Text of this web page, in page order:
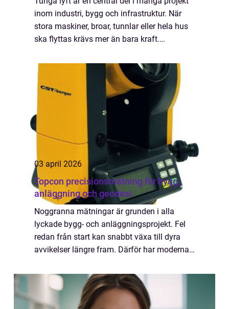
inom industri, bygg och infrastruktur. När
stora maskiner, broar, tunnlar eller hela hus
ska flyttas krävs mer än bara kraft.
planeringen noggrann och utrustningen
anpassa...
03 april 2026
Topcon precisionsmätning för bygg,
anläggning och geodesi
Noggranna mätningar är grunden i alla
lyckade bygg- och anläggningsprojekt. Fel
redan från start kan snabbt växa till dyra
avvikelser längre fram. Därför har moderna
höga krav på både instrument och support.